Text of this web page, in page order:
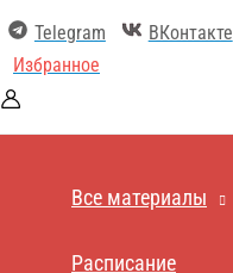
содержимому
Telegram ВКонтакте
Избранное
Все материалы
Расписание